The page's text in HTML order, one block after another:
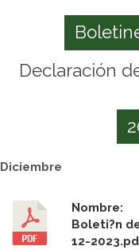
Declaración
Diciembre
Nombre:
Boleti?n
12-